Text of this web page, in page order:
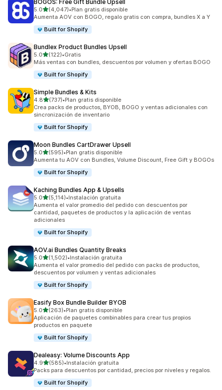
BOGOS: Free Gift Bundle Upsell
5.0de 5 estrellas
(4,047)
4047 reseñas en total
•Plan gratis disponible
Aumenta AOV con BOGO, regalo gratis con compra, bundles X a Y
Built for Shopify
Bundlex Product Bundles Upsell
5.0de 5 estrellas
(122)
122 reseñas en total
•Gratis
Más ventas con bundles, descuentos por volumen y ofertas BOGO
Built for Shopify
Simple Bundles & Kits
4.8de 5 estrellas
(737)
737 reseñas en total
•Plan gratis disponible
Crea packs de productos, BYOB, BOGO y ventas adicionales con
sincronización de inventario
Built for Shopify
Moon Bundles CartDrawer Upsell
5.0de 5 estrellas
(595)
595 reseñas en total
•Plan gratis disponible
Aumenta tu AOV con Bundles, Volume Discount, Free Gift y BOGOs
Built for Shopify
Kaching Bundles App & Upsells
5.0de 5 estrellas
(5,114)
5114 reseñas en total
•Instalación gratuita
Aumenta el valor promedio del pedido con descuentos por
cantidad, paquetes de productos y la aplicación de ventas
adicionales
Built for Shopify
AOV.ai Bundles Quantity Breaks
5.0de 5 estrellas
(1,502)
1502 reseñas en total
•Instalación gratuita
Aumenta el valor promedio del pedido con packs de productos,
descuentos por volumen y ventas adicionales
Built for Shopify
Easify Box Bundle Builder BYOB
5.0de 5 estrellas
(263)
263 reseñas en total
•Plan gratis disponible
Aplicación de paquetes combinables para crear tus propios
productos en paquete
Built for Shopify
Dealeasy: Volume Discounts App
4.9de 5 estrellas
(585)
585 reseñas en total
•Instalación gratuita
Packs para descuentos por cantidad, precios por niveles y regalos.
Built for Shopify